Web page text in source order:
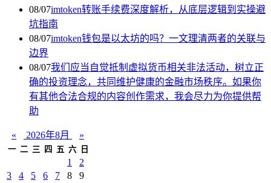
08/07imtoken转账手续费深度解析，从底层逻辑到实操避
坑指南
08/07imtoken钱包是以太坊的吗？一文理清两者的关联与
边界
08/07我们应当自觉抵制虚拟货币相关非法活动，树立正
确的投资理念，共同维护健康的金融市场秩序。如果你
有其他合法合规的内容创作需求，我会尽力为你提供帮
助
« 2026年8月 »
一 二 三 四 五 六 日
1
2
3
4 5 6 7 8
9